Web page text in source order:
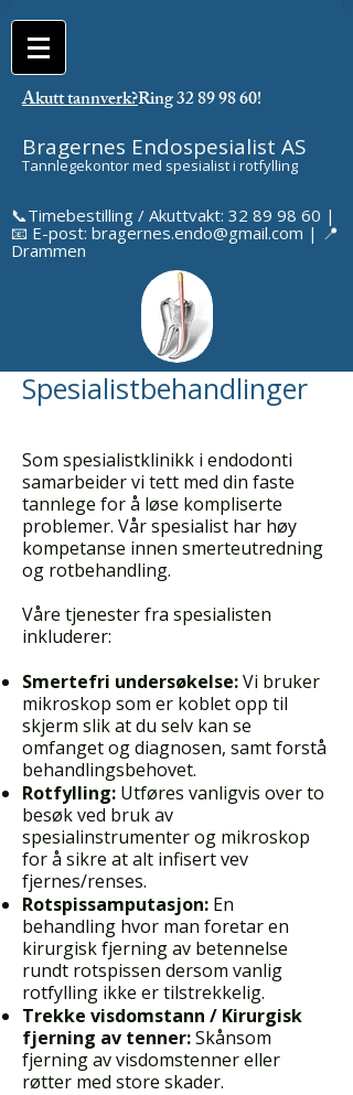
Akutt tannverk?Ring 32 89 98 60!
Bragernes Endospesialist AS
Tannlegekontor med spesialist i rotfylling
📞Timebestilling / Akuttvakt: 32 89 98 60 |
📧 E-post: bragernes.endo@gmail.com | 📍
Drammen
Spesialistbehandlinger
Som spesialistklinikk i endodonti
samarbeider vi tett med din faste
tannlege for å løse kompliserte
problemer. Vår spesialist har høy
kompetanse innen smerteutredning
og rotbehandling.
Våre tjenester fra spesialisten
inkluderer:
Smertefri undersøkelse:Vi bruker
mikroskop som er koblet opp til
skjerm slik at du selv kan se
omfanget og diagnosen, samt forstå
behandlingsbehovet.
Rotfylling: Utføres vanligvis over to
besøk ved bruk av
spesialinstrumenter og mikroskop
for å sikre at alt infisert vev
fjernes/renses.
Rotspissamputasjon: En
behandling hvor man foretar en
kirurgisk fjerning av betennelse
rundt rotspissen dersom vanlig
rotfylling ikke er tilstrekkelig.
Trekke visdomstann / Kirurgisk
fjerning av tenner:Skånsom
fjerning av visdomstenner eller
røtter med store skader.